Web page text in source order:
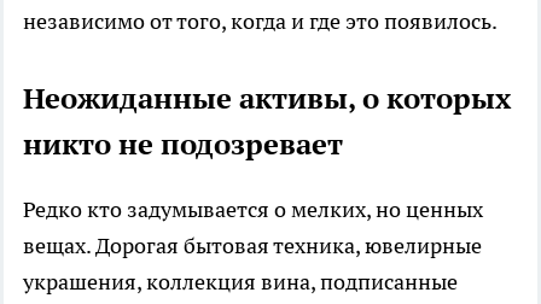
независимо от того, когда и где это появилось.
Неожиданные активы, о которых
никто не подозревает
Редко кто задумывается о мелких, но ценных
вещах. Дорогая бытовая техника, ювелирные
украшения, коллекция вина, подписанные